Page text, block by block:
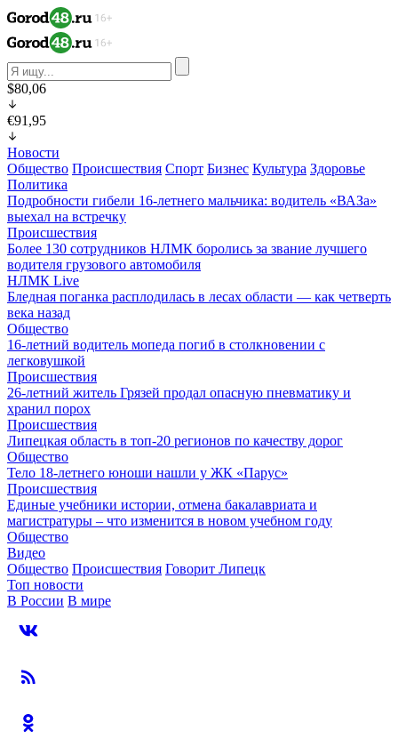
$80,06
€91,95
Новости
Общество Происшествия Спорт Бизнес Культура Здоровье
Политика
Подробности гибели 16-летнего мальчика: водитель «ВАЗа»
выехал на встречку
Происшествия
Более 130 сотрудников НЛМК боролись за звание лучшего
водителя грузового автомобиля
НЛМК Live
Бледная поганка расплодилась в лесах области — как четверть
века назад
Общество
16-летний водитель мопеда погиб в столкновении с
легковушкой
Происшествия
26-летний житель Грязей продал опасную пневматику и
хранил порох
Происшествия
Липецкая область в топ-20 регионов по качеству дорог
Общество
Тело 18-летнего юноши нашли у ЖК «Парус»
Происшествия
Единые учебники истории, отмена бакалавриата и
магистратуры – что изменится в новом учебном году
Общество
Видео
Общество Происшествия Говорит Липецк
Топ новости
В России В мире